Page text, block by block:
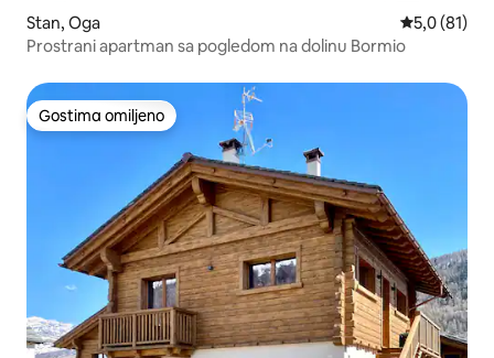
Stan, Oga Prosečna
5,0 (81)
Prostrani apartman sa pogledom na dolinu Bormio
Gostima omiljeno
Gostima omiljeno